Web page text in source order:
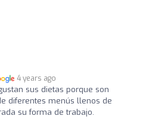
4 years ago
sus dietas porque son
diferentes menús llenos de
su forma de trabajo.